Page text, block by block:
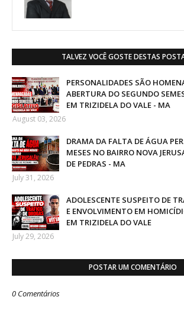
TALVEZ VOCÊ GOSTE DESTAS
PERSONALIDADES SÃO
ABERTURA DO SEGUNDO
EM TRIZIDELA DO VALE - MA
August 03, 2026
DRAMA DA FALTA DE ÁGUA
MESES NO BAIRRO NOVA
DE PEDRAS - MA
July 31, 2026
ADOLESCENTE SUSPEITO DE
E ENVOLVIMENTO EM
EM TRIZIDELA DO VALE
July 29, 2026
POSTAR UM COMENTÁRIO
0 Comentários